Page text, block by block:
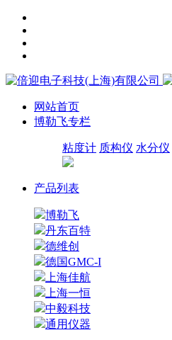
网站首页
博勒飞专栏
粘度计 质构仪 水分仪
产品列表
博勒飞
丹东百特
德维创
德国GMC-I
上海佳航
上海一恒
中毅科技
通用仪器